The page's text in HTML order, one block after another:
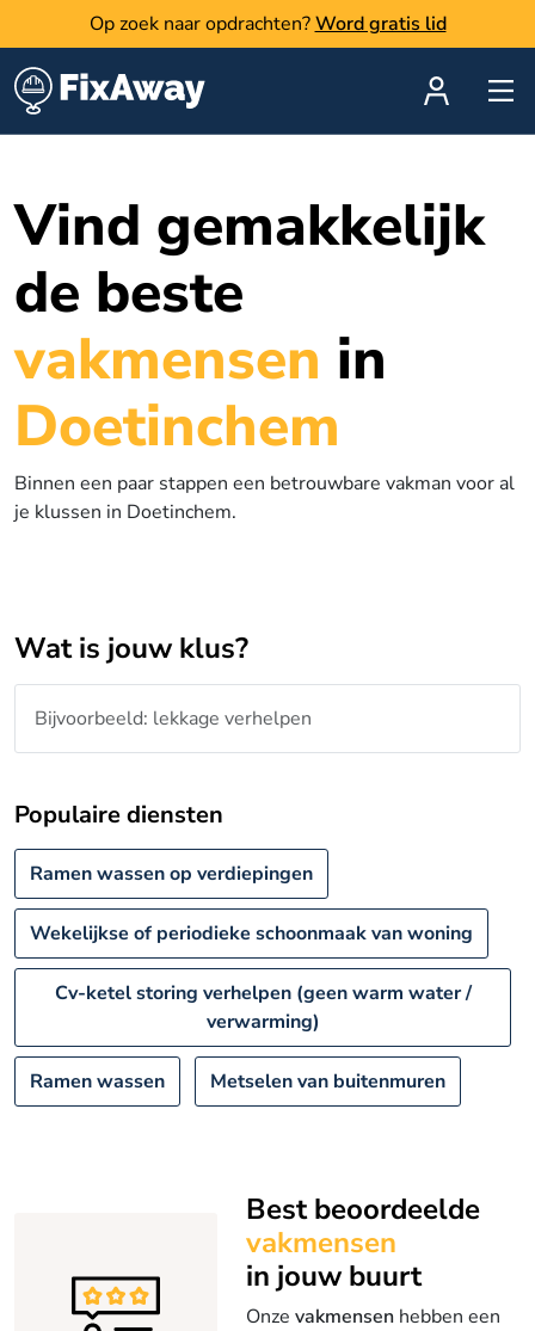
Op zoek naar opdrachten? Word gratis lid
Vind gemakkelijk
de beste
vakmensen in
Doetinchem
Binnen een paar stappen een betrouwbare vakman voor al
je klussen in Doetinchem.
Wat is jouw klus?
Populaire diensten
Ramen wassen op verdiepingen
Wekelijkse of periodieke schoonmaak van woning
Cv-ketel storing verhelpen (geen warm water /
verwarming)
Ramen wassen Metselen van buitenmuren
Best beoordeelde
vakmensen
in jouw buurt
Onze vakmensen hebben een